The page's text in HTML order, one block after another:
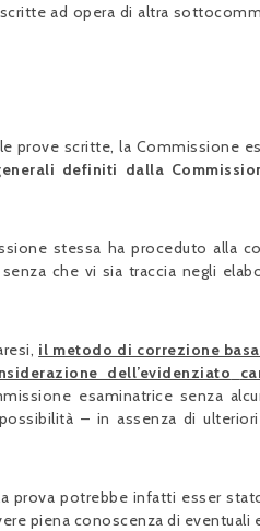
ad opera di altra
prove scritte, la Commissione
definiti dalla
stessa ha proceduto alla
che vi sia traccia negli
il metodo di correzione
dell’evidenziato
esaminatrice senza
– in assenza di
prova potrebbe infatti esser
piena conoscenza di eventuali